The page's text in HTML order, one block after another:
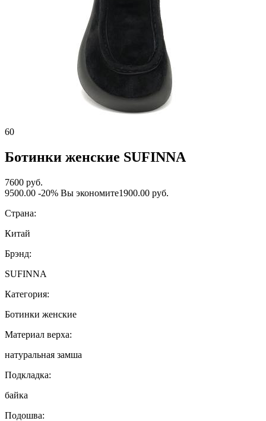
60
Ботинки женские SUFINNA
7600 руб.
9500.00 -20% Вы экономите1900.00 руб.
Страна:
Китай
Брэнд:
SUFINNA
Категория:
Ботинки женские
Материал верха:
натуральная замша
Подкладка:
байка
Подошва: